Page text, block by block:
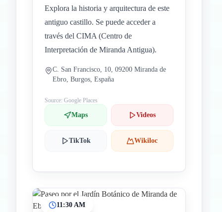
Explora la historia y arquitectura de este
antiguo castillo. Se puede acceder a
través del CIMA (Centro de
Interpretación de Miranda Antigua).
C. San Francisco, 10, 09200 Miranda de
Ebro, Burgos, España
Source: Google Places
Maps Videos
TikTok Wikiloc
11:30 AM